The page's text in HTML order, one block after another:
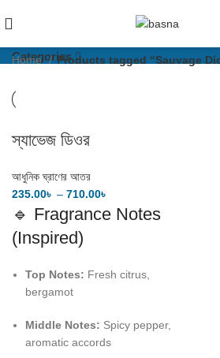
Sauvage Dior
Categories
Home Products tagged “Sauvage
স্যাভেজ ডিওর
আধুনিক ঘ্রাণের আতর
235.00৳ – 710.00৳
🔹 Fragrance Notes
(Inspired)
Top Notes: Fresh citrus,
bergamot
Middle Notes: Spicy pepper,
aromatic accords